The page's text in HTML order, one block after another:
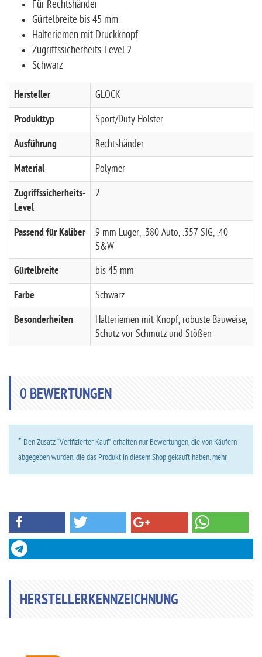
Für Rechtshänder
Gürtelbreite bis 45 mm
Halteriemen mit Druckknopf
Zugriffssicherheits-Level 2
Schwarz
Hersteller GLOCK
Produkttyp Sport/Duty Holster
Ausführung Rechtshänder
Material Polymer
Zugriffssicherheits-
Level
2
Passend für Kaliber
9 mm Luger, .380 Auto, .357 SIG, .40
S&W
Gürtelbreite bis 45 mm
Farbe Schwarz
Besonderheiten
Halteriemen mit Knopf, robuste Bauweise,
Schutz vor Schmutz und Stößen
0 BEWERTUNGEN
* Den Zusatz “Verifizierter Kauf” erhalten nur Bewertungen, die von Käufern
abgegeben wurden, die das Produkt in diesem Shop gekauft haben.mehr
HERSTELLERKENNZEICHNUNG